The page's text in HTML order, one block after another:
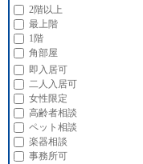
2階以上
最上階
1階
角部屋
即入居可
二人入居可
女性限定
高齢者相談
ペット相談
楽器相談
事務所可